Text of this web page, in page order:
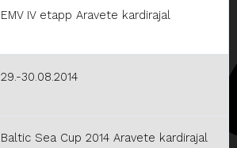
EMV IV etapp Aravete kardirajal
29.-30.08.2014
Baltic Sea Cup 2014 Aravete kardirajal